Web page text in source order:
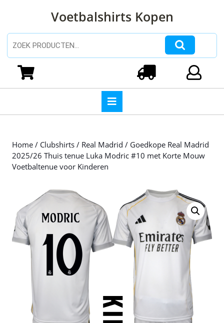
inhoud
Voetbalshirts Kopen
Zoeken naar:
Home / Clubshirts / Real Madrid / Goedkope Real Madrid
2025/26 Thuis tenue Luka Modric #10 met Korte Mouw
Voetbaltenue voor Kinderen